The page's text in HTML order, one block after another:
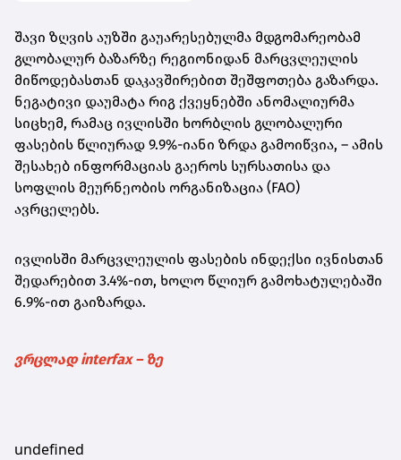
შავი ზღვის აუზში გაუარესებულმა მდგომარეობამ
გლობალურ ბაზარზე რეგიონიდან მარცვლეულის
მიწოდებასთან დაკავშირებით შეშფოთება გაზარდა.
ნეგატივი დაუმატა რიგ ქვეყნებში ანომალიურმა
სიცხემ, რამაც ივლისში ხორბლის გლობალური
ფასების წლიურად 9.9%-იანი ზრდა გამოიწვია, – ამის
შესახებ ინფორმაციას გაეროს სურსათისა და
სოფლის მეურნეობის ორგანიზაცია (FAO)
ავრცელებს.
ივლისში მარცვლეულის ფასების ინდექსი ივნისთან
შედარებით 3.4%-ით, ხოლო წლიურ გამოხატულებაში
6.9%-ით გაიზარდა.
ვრცლად interfax – ზე
undefined